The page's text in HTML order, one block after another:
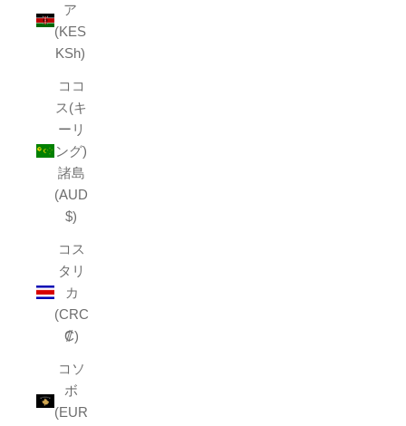
ア
(KES
KSh)
ココ
ス(キ
ーリ
ング)
諸島
(AUD
$)
コス
タリ
カ
(CRC
₡)
コソ
ボ
(EUR